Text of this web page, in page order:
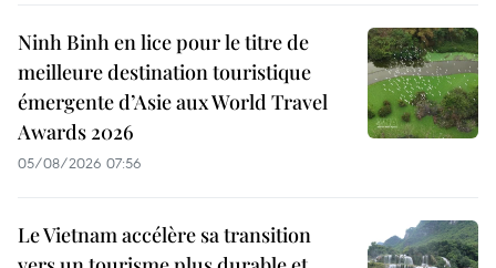
Ninh Binh en lice pour le titre de
meilleure destination touristique
émergente d’Asie aux World Travel
Awards 2026
05/08/2026 07:56
Le Vietnam accélère sa transition